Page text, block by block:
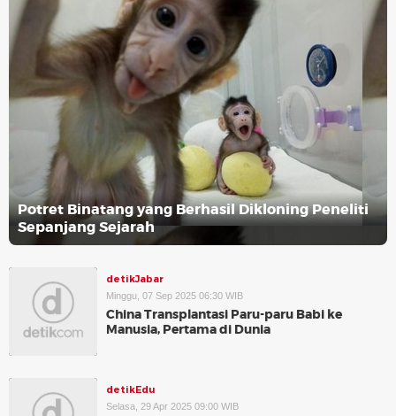
Potret Binatang yang Berhasil Dikloning Peneliti
Sepanjang Sejarah
detikJabar
Minggu, 07 Sep 2025 06:30 WIB
China Transplantasi Paru-paru Babi ke
Manusia, Pertama di Dunia
detikEdu
Selasa, 29 Apr 2025 09:00 WIB